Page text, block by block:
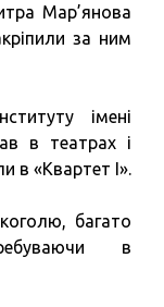
Мар’янова
за ним
імені
в театрах і
в «Квартет І».
багато
в